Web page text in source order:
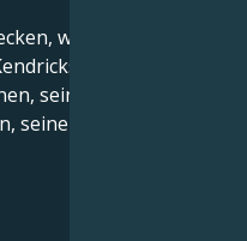
wie die
kreatives
seine
seine Weisheit und